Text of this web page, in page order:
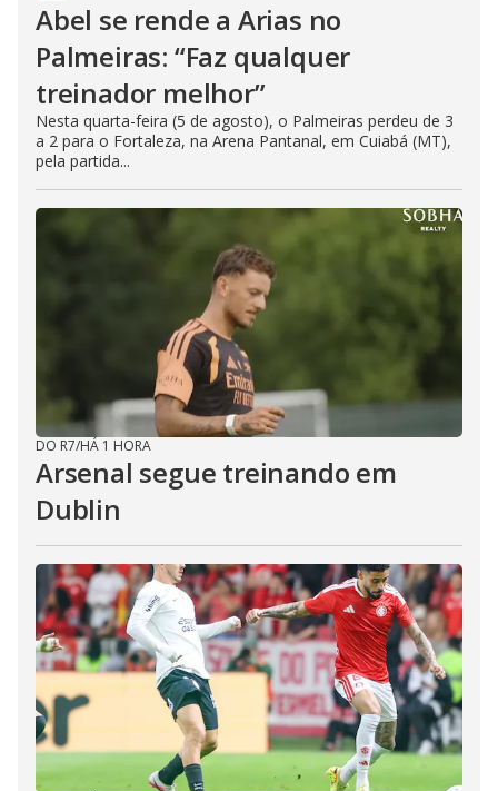
Abel se rende a Arias no
Palmeiras: “Faz qualquer
treinador melhor”
Nesta quarta-feira (5 de agosto), o Palmeiras perdeu de 3
a 2 para o Fortaleza, na Arena Pantanal, em Cuiabá (MT),
pela partida...
DO R7/HÁ 1 HORA
Arsenal segue treinando em
Dublin